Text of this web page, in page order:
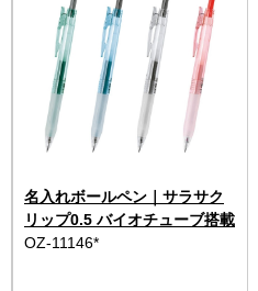
名入れボールペン｜サラサク
リップ0.5 バイオチューブ搭載
OZ-11146*